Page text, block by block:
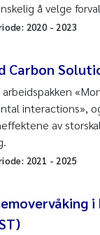
å velge
2020- 2023
Carbon
arbeidspakken
interactions»,
av
2021 - 2025
i